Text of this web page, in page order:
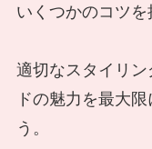
いくつかのコツを
適切なスタイリ
ドの魅力を最大
う。